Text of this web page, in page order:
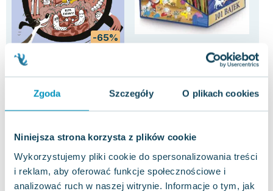
Zgoda Szczegóły O plikach cookies
Niniejsza strona korzysta z plików cookie
Wykorzystujemy pliki cookie do spersonalizowania treści
i reklam, aby oferować funkcje społecznościowe i
analizować ruch w naszej witrynie. Informacje o tym, jak
-65%
Bebechy, czyli ciało
człowieka pod lupą
Adam Mirek
15.78 zł widoczne ślady używania
Do koszyka
Charles Perrault,
5.0
24.47 zł dobry
Do koszyka